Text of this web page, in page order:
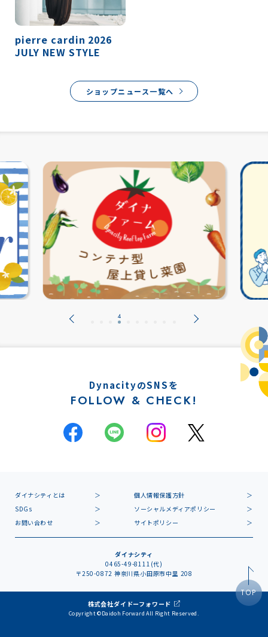
pierre cardin 2026
JULY NEW STYLE
ショップニュース一覧へ
DynacityのSNSを
FOLLOW & CHECK!
ダイナシティとは
個人情報保護方針
SDGs
ソーシャルメディアポリシー
お問い合わせ
サイトポリシー
ダイナシティ
0465-49-8111(代)
〒250-0872 神奈川県小田原市中里 208
TOP
株式会社ダイドーフォワード
Copyright ©Daidoh Forward All Right Reserved.